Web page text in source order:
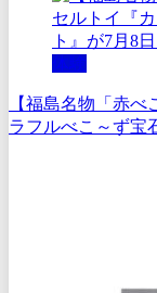
体験
【福島名物「赤
ラフルべこ～ず宝